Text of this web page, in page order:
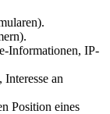
Informationen, IP-
an
Position eines